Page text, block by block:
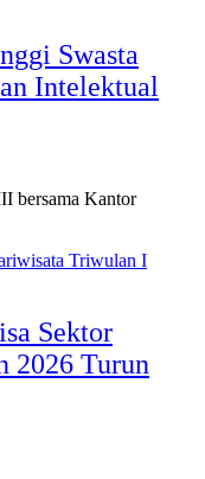
Swasta
Intelektual
bersama Kantor
Sektor
2026 Turun